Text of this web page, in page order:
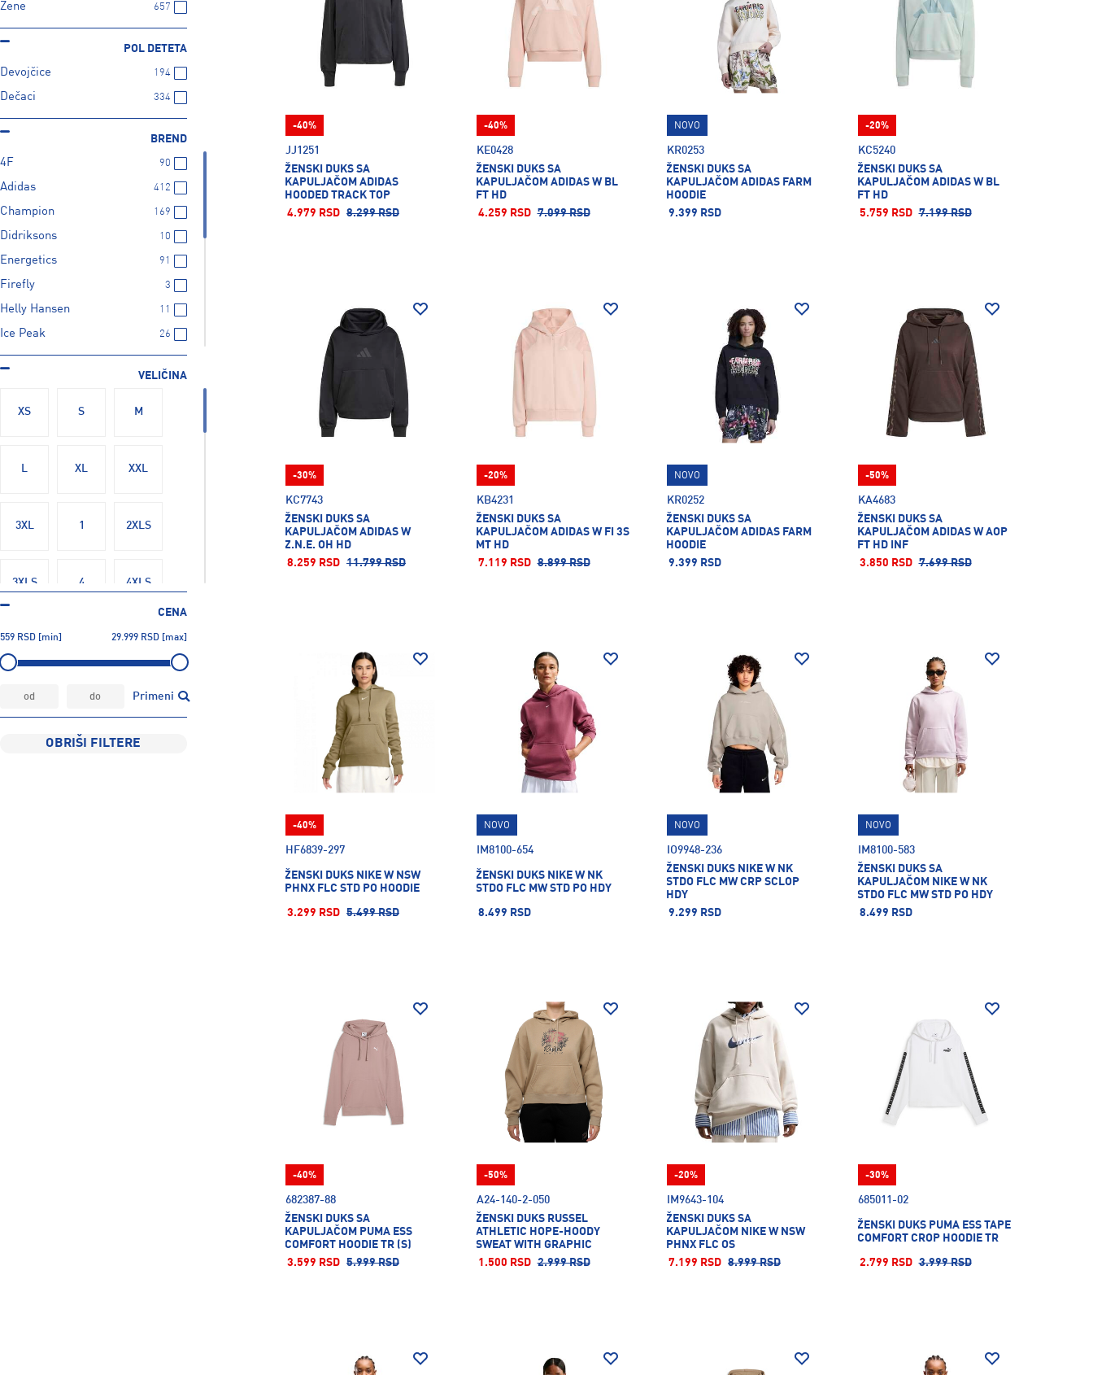
dečiji komplet
Žene 657
POL DETETA
Devojčice 194
Dečaci 334
BREND
4F 90
Adidas 412
Champion 169
Didriksons 10
Energetics 91
Firefly 3
Helly Hansen 11
Ice Peak 26
Mckinley 50
439
Protest
The North Face
Under Armour
VELIČINA
XS S M
L XL XXL
3XL 1 2XLS
3XLS 4 4XLS
5 7
31 33
CENA
559 RSD [min] 29.999 RSD [max]
Primeni
OBRIŠI FILTERE
JJ1251
ŽENSKI DUKS SA
KAPULJAČOM ADIDAS
HOODED TRACK TOP
4.979 RSD 8.299 RSD
-40%
KE0428
ŽENSKI DUKS SA
KAPULJAČOM ADIDAS W BL
FT HD
4.259 RSD 7.099 RSD
-40%
KR0253
ŽENSKI DUKS SA
KAPULJAČOM ADIDAS FARM
HOODIE
9.399 RSD
NOVO
KC5240
ŽENSKI DUKS SA
KAPULJAČOM ADIDAS W BL
FT HD
5.759 RSD 7.199 RSD
-20%
KC7743
ŽENSKI DUKS SA
KAPULJAČOM ADIDAS W
Z.N.E. OH HD
8.259 RSD 11.799 RSD
-30%
KB4231
ŽENSKI DUKS SA
KAPULJAČOM ADIDAS W FI 3S
MT HD
7.119 RSD 8.899 RSD
-20%
KR0252
ŽENSKI DUKS SA
KAPULJAČOM ADIDAS FARM
HOODIE
9.399 RSD
NOVO
KA4683
ŽENSKI DUKS SA
KAPULJAČOM ADIDAS W AOP
FT HD INF
3.850 RSD 7.699 RSD
-50%
HF6839-297
ŽENSKI DUKS NIKE W NSW
PHNX FLC STD PO HOODIE
3.299 RSD 5.499 RSD
-40%
IM8100-654
ŽENSKI DUKS NIKE W NK
STDO FLC MW STD PO HDY
8.499 RSD
NOVO
IO9948-236
ŽENSKI DUKS NIKE W NK
STDO FLC MW CRP SCLOP
HDY
9.299 RSD
NOVO
IM8100-583
ŽENSKI DUKS SA
KAPULJAČOM NIKE W NK
STDO FLC MW STD PO HDY
8.499 RSD
NOVO
682387-88
ŽENSKI DUKS SA
KAPULJAČOM PUMA ESS
COMFORT HOODIE TR (S)
3.599 RSD 5.999 RSD
-40%
A24-140-2-050
ŽENSKI DUKS RUSSEL
ATHLETIC HOPE-HOODY
SWEAT WITH GRAPHIC
1.500 RSD 2.999 RSD
-50%
IM9643-104
ŽENSKI DUKS SA
KAPULJAČOM NIKE W NSW
PHNX FLC OS
7.199 RSD 8.999 RSD
-20%
685011-02
ŽENSKI DUKS PUMA ESS TAPE
COMFORT CROP HOODIE TR
2.799 RSD 3.999 RSD
-30%